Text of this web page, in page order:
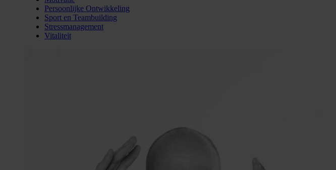
Persoonlijke Ontwikkeling
Sport en Teambuilding
Stressmanagement
Vitaliteit